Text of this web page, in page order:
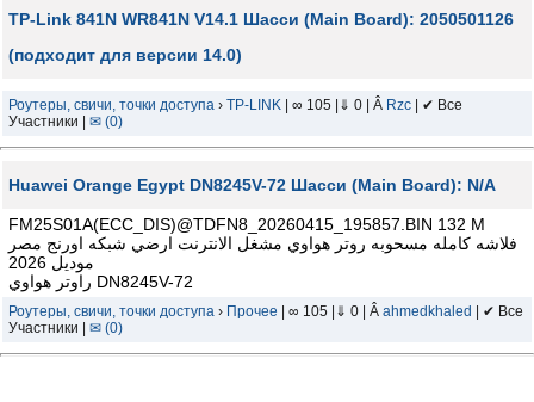
TP-Link 841N WR841N V14.1 Шасси (Main Board): 2050501126
(подходит для версии 14.0)
Роутеры, свичи, точки доступа › TP-LINK | ∞ 105 |⇓ 0 | Â Rzc | ✔ Все
Участники | ✉ (0)
Huawei Orange Egypt DN8245V-72 Шасси (Main Board): N/A
FM25S01A(ECC_DIS)@TDFN8_20260415_195857.BIN 132 M
فلاشه كامله مسحوبه روتر هواوي مشغل الانترنت ارضي شبكه اورنج مصر
موديل 2026
راوتر هواوي DN8245V-72
Роутеры, свичи, точки доступа › Прочее | ∞ 105 |⇓ 0 | Â ahmedkhaled
| ✔ Все
Участники | ✉ (0)